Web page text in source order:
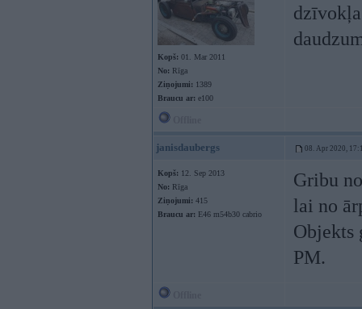
Kopš: 01. Mar 2011
No: Rīga
Ziņojumi: 1389
Braucu ar: e100
janisdaubergs 08. Apr 2020,
Kopš: 12. Sep 2013
No: Rīga
Ziņojumi: 415
Braucu ar: E46 m54b30 cabrio
Gribu
lai no
Objekts
PM.